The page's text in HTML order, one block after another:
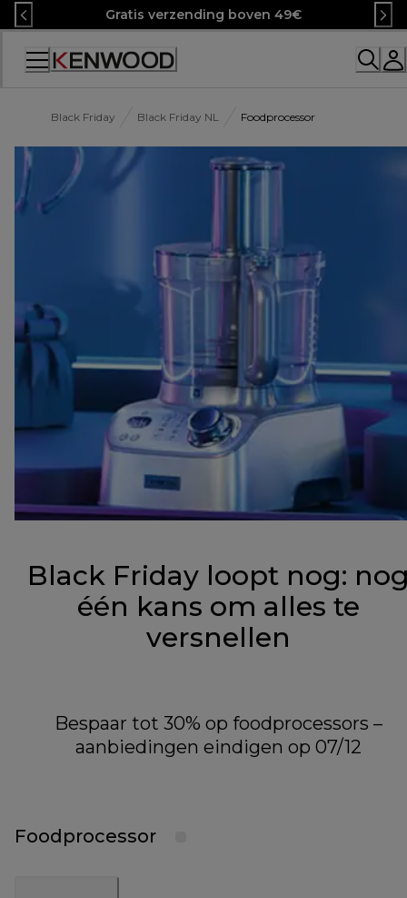
Skip
to
Content
Gratis verzending boven 49€
Black Friday Black Friday NL Foodprocessor
Black Friday loopt nog:
één kans om alles te
versnellen
Bespaar tot 30% op foodprocessors –
aanbiedingen eindigen op 07/12
Foodprocessor